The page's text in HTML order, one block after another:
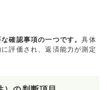
確認事項の一つです。具体
評価され、返済能力が測定